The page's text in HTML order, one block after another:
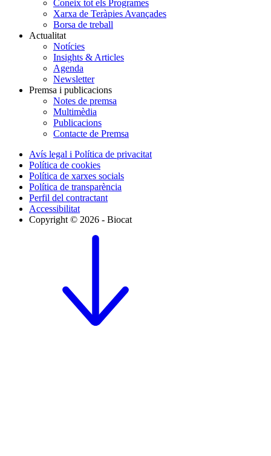
Coneix tot els Programes
Xarxa de Teràpies Avançades
Borsa de treball
Actualitat
Notícies
Insights & Articles
Agenda
Newsletter
Premsa i publicacions
Notes de premsa
Multimèdia
Publicacions
Contacte de Premsa
Avís legal i Política de privacitat
Política de cookies
Política de xarxes socials
Política de transparència
Perfil del contractant
Accessibilitat
Copyright © 2026 - Biocat